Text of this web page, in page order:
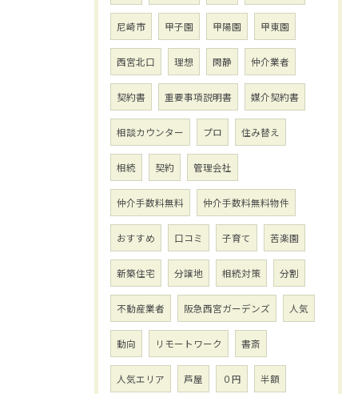
尼崎市 甲子園 甲陽園 甲東園
西宮北口 理想 閑静 仲介業者
契約書 重要事項説明書 媒介契約書
相談カウンター プロ 住み替え
相続 契約 管理会社
仲介手数料無料 仲介手数料無料物件
おすすめ 口コミ 子育て 苦楽園
新築住宅 分譲地 相続対策 分割
不動産業者 阪急西宮ガーデンズ 人気
動向 リモートワーク 書斎
人気エリア 芦屋 ０円 半額